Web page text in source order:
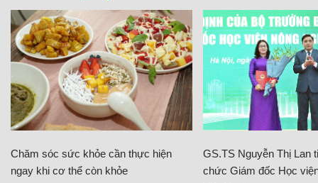
Chăm sóc sức khỏe cần thực hiện
ngay khi cơ thể còn khỏe
GS.TS Nguyễn Thị Lan
chức Giám đốc Học